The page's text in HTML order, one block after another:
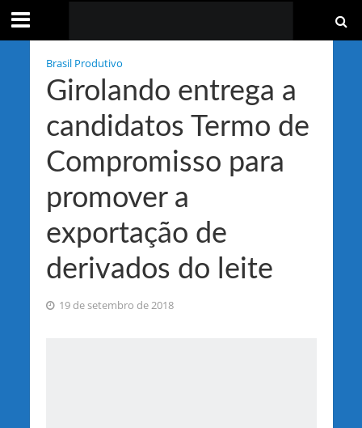
Brasil Produtivo
Girolando entrega a
candidatos Termo de
Compromisso para
promover a
exportação de
derivados do leite
19 de setembro de 2018